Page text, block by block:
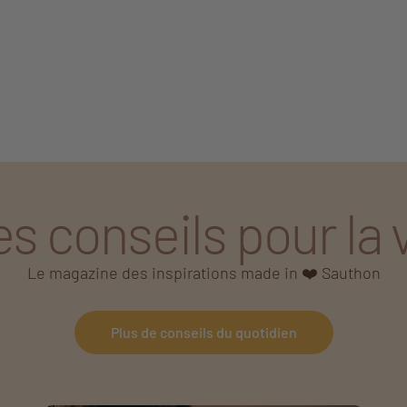
conseils pour la
Le magazine des inspirations made in ❤️ Sauthon
Plus de conseils du quotidien